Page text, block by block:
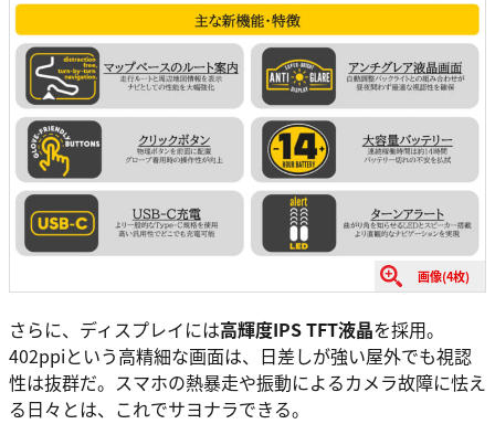
画像(4枚)
さらに、ディスプレイには高輝度IPS TFT液晶を採用。
402ppiという高精細な画面は、日差しが強い屋外でも視認
性は抜群だ。スマホの熱暴走や振動によるカメラ故障に怯え
る日々とは、これでサヨナラできる。